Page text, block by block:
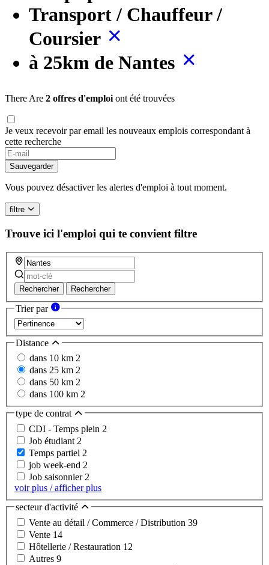
Transport / Chauffeur /
Coursier
à 25km de Nantes
There Are 2 offres d'emploi ont été trouvées
Je veux recevoir par email les nouveaux emplois correspondant à
cette recherche
Sauvegarder
Vous pouvez désactiver les alertes d'emploi à tout moment.
filtre
Trouve ici l'emploi qui te convient filtre
Rechercher Rechercher
Trier par
Distance
dans 10 km 2
dans 25 km 2
dans 50 km 2
dans 100 km 2
type de contrat
CDI - Temps plein 2
Job étudiant 2
Temps partiel 2
job week-end 2
Job saisonnier 2
voir plus / afficher plus
secteur d'activité
Vente au détail / Commerce / Distribution 39
Vente 14
Hôtellerie / Restauration 12
Autres 9